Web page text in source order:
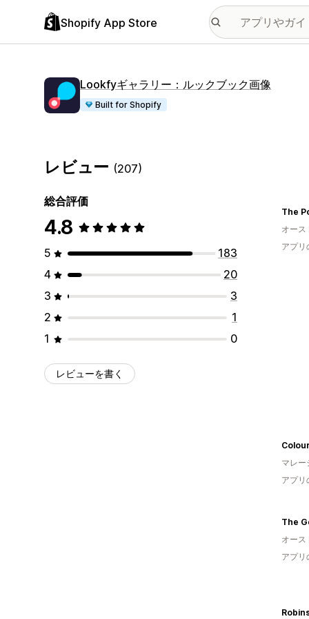
Shopify App Store
Lookfyギャラリー：ルックブック画像
Built for Shopify
レビュー (207)
総合評価
4.8
5
183
4
20
3
3
2
1
1
0
レビューを書く
The
オース
アプリ
マレー
アプリ
The
オース
アプリ